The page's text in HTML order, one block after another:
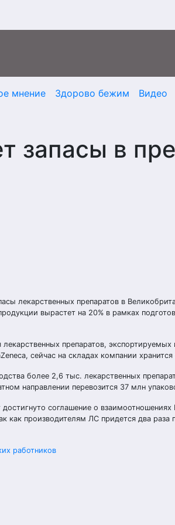
мнение Здорово бежим Видео
запасы в
лекарственных препаратов в
вырастет на 20% в рамках
препаратов,
сейчас на складах компании
более 2,6 тыс. лекарственных
направлении перевозится 37 млн
соглашение о
как производителям ЛС придется два
работников